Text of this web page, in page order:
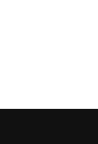
degli istinti
Francia.